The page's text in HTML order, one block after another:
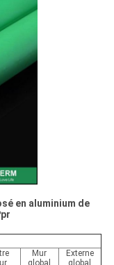
en aluminium de
Mur
global
Externe
global